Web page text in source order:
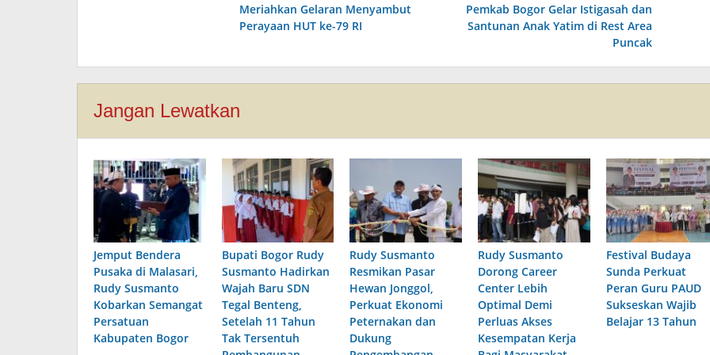
Meriahkan Gelaran Menyambut
Perayaan HUT ke-79 RI
Pemkab Bogor Gelar Istigasah dan
Santunan Anak Yatim di Rest Area
Puncak
Jangan Lewatkan
Jemput Bendera
Pusaka di Malasari,
Rudy Susmanto
Kobarkan Semangat
Persatuan
Kabupaten Bogor
Bupati Bogor Rudy
Susmanto Hadirkan
Wajah Baru SDN
Tegal Benteng,
Setelah 11 Tahun
Tak Tersentuh
Rudy Susmanto
Resmikan Pasar
Hewan Jonggol,
Perkuat Ekonomi
Peternakan dan
Dukung
Rudy Susmanto
Dorong Career
Center Lebih
Optimal Demi
Perluas Akses
Kesempatan Kerja
Festival Budaya
Sunda Perkuat
Peran Guru PAUD
Sukseskan Wajib
Belajar 13 Tahun